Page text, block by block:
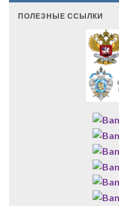
ПОЛЕЗНЫЕ ССЫЛКИ